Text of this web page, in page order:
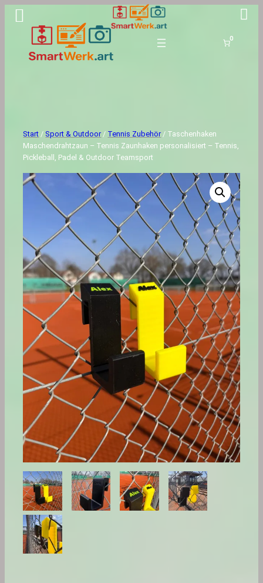
0
Start /Sport & Outdoor / Tennis Zubehör / Taschenhaken
Maschendrahtzaun – Tennis Zaunhaken personalisiert – Tennis,
Pickleball, Padel & Outdoor Teamsport